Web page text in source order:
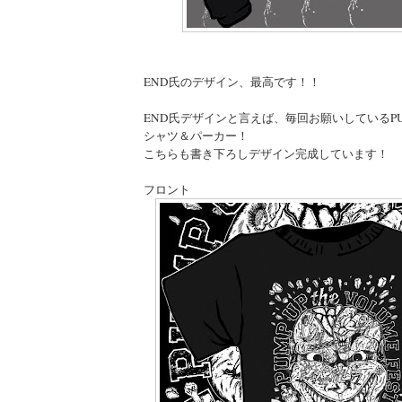
END氏のデザイン、最高です！！
END氏デザインと言えば、毎回お願いしている
シャツ＆パーカー！
こちらも書き下ろしデザイン完成しています！
フロント